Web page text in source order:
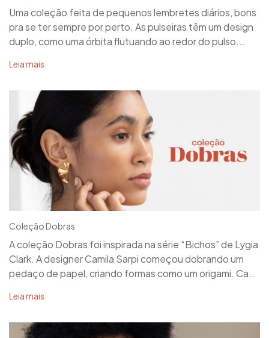
Uma coleção feita de pequenos lembretes diários, bons
pra se ter sempre por perto. As pulseiras têm um design
duplo, como uma órbita flutuando ao redor do pulso.
palavras e frases inspiradoras, reproduzidas da caligrafia
Leia mais
Coleção Dobras
A coleção Dobras foi inspirada na série “Bichos” de Lygia
Clark. A designer Camila Sarpi começou dobrando um
pedaço de papel, criando formas como um origami. Cada
depois foi dobrada a mão, uma a uma, criando volumes
de ouro ou platina.
Leia mais